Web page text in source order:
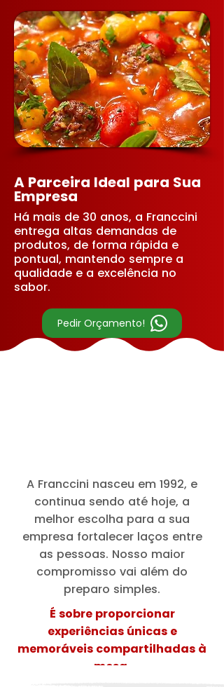
A Parceira Ideal para Sua
Empresa
Há mais de 30 anos, a Franccini
entrega altas demandas de
produtos, de forma rápida e
pontual, mantendo sempre a
qualidade e a excelência no
sabor.
Pedir Orçamento!
A Franccini nasceu em 1992, e
continua sendo até hoje, a
melhor escolha para a sua
empresa fortalecer laços entre
as pessoas. Nosso maior
compromisso vai além do
preparo simples.
É sobre proporcionar
experiências únicas e
memoráveis compartilhadas à
mesa.